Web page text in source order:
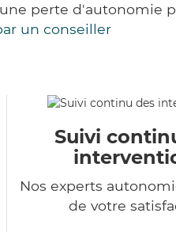
perte d'autonomie
un conseiller
Suivi
Nos experts
de votre